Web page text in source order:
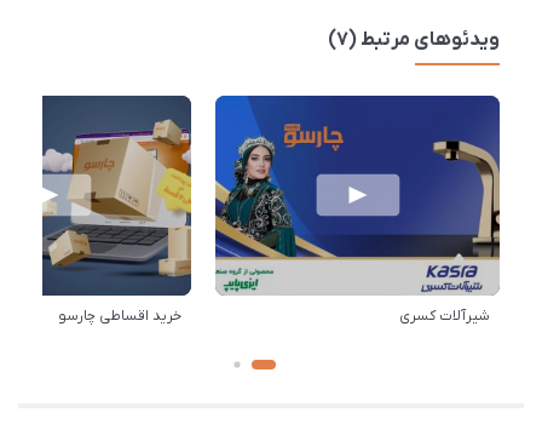
ویدئوهای مرتبط (7)
شیرآلات کسری خرید اقساطی چارسو